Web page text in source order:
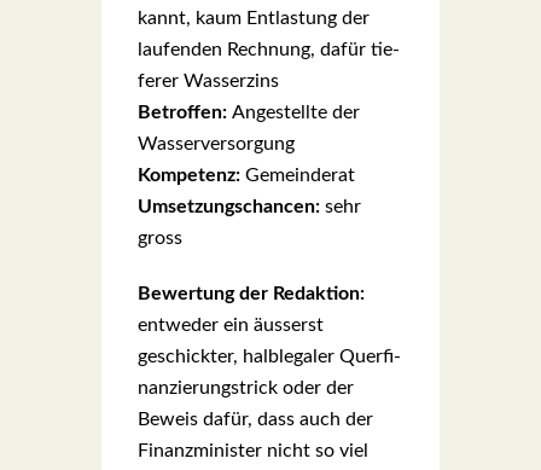
kannt, kaum Ent­las­tung der
lau­fen­den Rech­nung, dafür tie­
fe­rer Was­ser­zins
Betrof­fen: Ange­stell­te der
Was­ser­ver­sor­gung
Kom­pe­tenz: Gemein­de­rat
Umset­zungs­chan­cen: sehr
gross
Bewer­tung der Redak­ti­on:
ent­we­der ein äus­serst
geschick­ter, halb­le­ga­ler Quer­fi­
nan­zie­rungs­trick oder der
Beweis dafür, dass auch der
Finanz­mi­nis­ter nicht so viel